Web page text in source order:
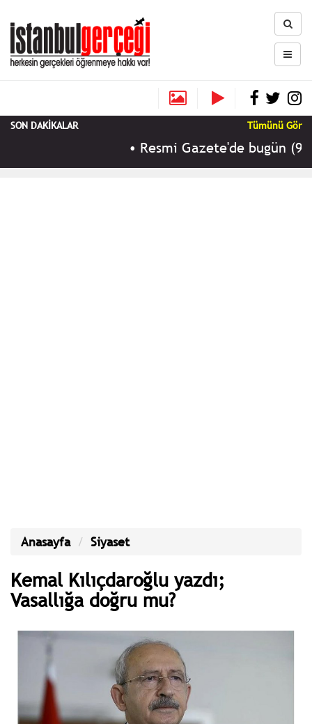
SON DAKİKALAR Tümünü Gör
Resmi Gazete'de bugün (9
Anasayfa Siyaset
Kemal Kılıçdaroğlu yazdı;
Vasallığa doğru mu?